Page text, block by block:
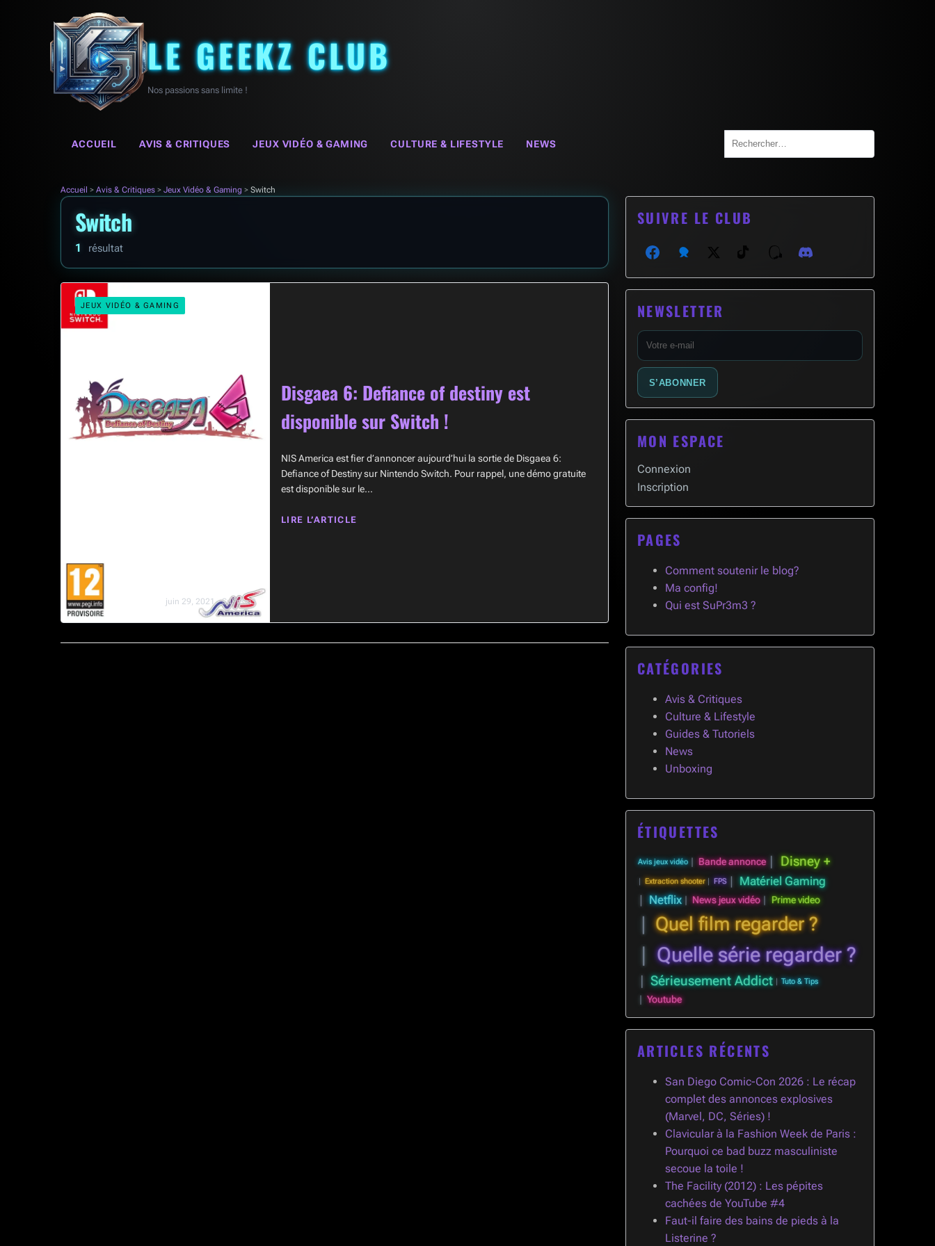
LE GEEKZ CLUB
Nos passions sans limite !
ACCUEIL AVIS & CRITIQUES JEUX VIDÉO & GAMING CULTURE & LIFESTYLE NEWS
Search
for:
Accueil > Avis & Critiques > Jeux Vidéo & Gaming > Switch
Switch
1 résultat
JEUX VIDÉO & GAMING
juin 29, 2021 · SuPr3m3
Disgaea 6: Defiance of destiny est
disponible sur Switch !
NIS America est fier d’annoncer aujourd’hui la sortie de Disgaea 6:
Defiance of Destiny sur Nintendo Switch. Pour rappel, une démo gratuite
est disponible sur le…
LIRE L’ARTICLE
SUIVRE LE CLUB
FacebookBlueskyX (Twitter)TikTokThreadsDiscord
NEWSLETTER
E-
mail
S’ABONNER
MON ESPACE
Connexion
Inscription
PAGES
Comment soutenir le blog?
Ma config!
Qui est SuPr3m3 ?
CATÉGORIES
Avis & Critiques
Culture & Lifestyle
Guides & Tutoriels
News
Unboxing
ÉTIQUETTES
Avis jeux vidéo Bande annonce Disney +
Extraction shooter FPS
Matériel Gaming
Netflix
News jeux vidéo Prime video
Quel film regarder ?
Quelle série regarder ?
Sérieusement Addict Tuto & Tips
Youtube
ARTICLES RÉCENTS
San Diego Comic-Con 2026 : Le récap
complet des annonces explosives
(Marvel, DC, Séries) !
Clavicular à la Fashion Week de Paris :
Pourquoi ce bad buzz masculiniste
secoue la toile !
The Facility (2012) : Les pépites
cachées de YouTube #4
Faut-il faire des bains de pieds à la
Listerine ?